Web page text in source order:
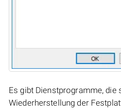
Es gibt Dienstprogramme, die
Wiederherstellung der